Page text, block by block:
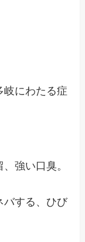
岐にわたる症
強い口臭。
バする、ひび